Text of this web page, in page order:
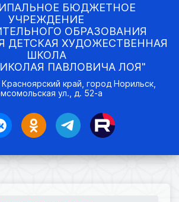
БЮДЖЕТНОЕ
УЧРЕЖДЕНИЕ
ОБРАЗОВАНИЯ
ДЕТСКАЯ ХУДОЖЕСТВЕННАЯ
ШКОЛА
ПАВЛОВИЧА ЛОЯ"
край, город Норильск,
ул., д. 52-а